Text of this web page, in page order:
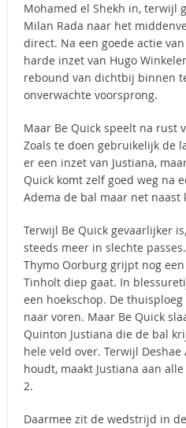
Mohamed el Shekh in, terwijl
Milan Rada naar het
direct. Na een goede actie
harde inzet van Hugo
rebound van dichtbij binnen
onverwachte voorsprong.
Maar Be Quick speelt na rust
Zoals te doen gebruikelijk de
er een inzet van Justiana,
Quick komt zelf goed weg na
Adema de bal maar net naast
Terwijl Be Quick gevaarlijker
steeds meer in slechte
Thymo Oorburg grijpt nog
Tinholt diep gaat. In
een hoekschop. De
naar voren. Maar Be Quick
Quinton Justiana die de bal
hele veld over. Terwijl
houdt, maakt Justiana aan
2.
Daarmee zit de wedstrijd in